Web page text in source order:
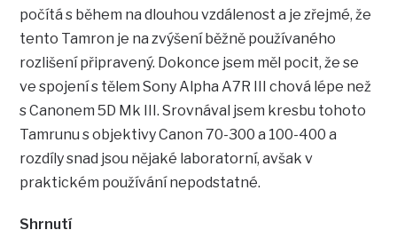
počítá s během na dlouhou vzdálenost a je zřejmé, že
tento Tamron je na zvýšení běžně používaného
rozlišení připravený. Dokonce jsem měl pocit, že se
ve spojení s tělem Sony Alpha A7R III chová lépe než
s Canonem 5D Mk III. Srovnával jsem kresbu tohoto
Tamrunu s objektivy Canon 70-300 a 100-400 a
rozdíly snad jsou nějaké laboratorní, avšak v
praktickém používání nepodstatné.
Shrnutí